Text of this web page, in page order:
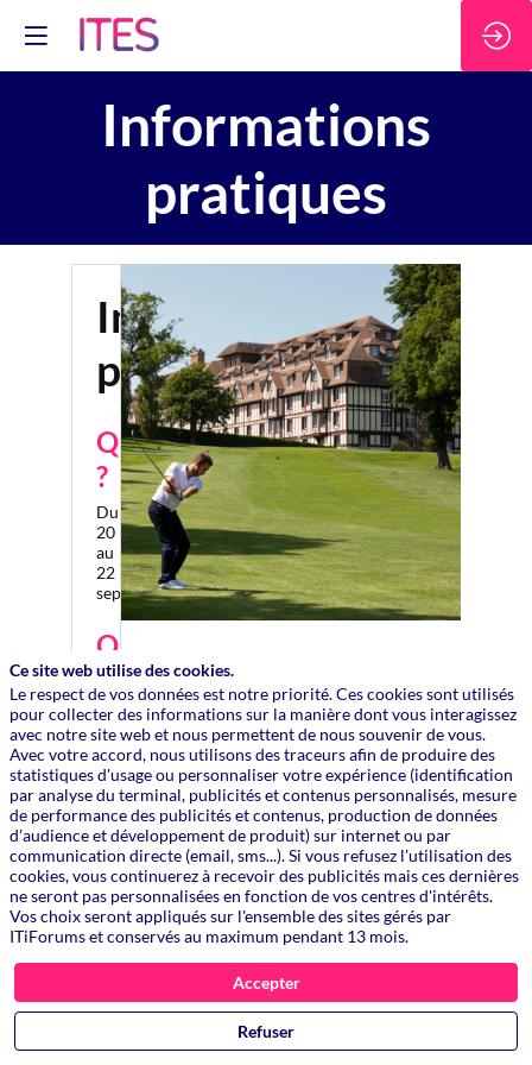
Informations
pratiques
Informations
pratiques
Quand
?
Du
20
au
22
septembre
Où
?
Hôtel
Barrière
-
Hôtel
du
Golf
Deauville
Des questions ?
Contactez-nous !
Ce site web utilise des cookies.
Le respect de vos données est notre priorité. Ces cookies sont utilisés
pour collecter des informations sur la manière dont vous interagissez
avec notre site web et nous permettent de nous souvenir de vous.
Avec votre accord, nous utilisons des traceurs afin de produire des
statistiques d'usage ou personnaliser votre expérience (identification
par analyse du terminal, publicités et contenus personnalisés, mesure
de performance des publicités et contenus, production de données
d'audience et développement de produit) sur internet ou par
communication directe (email, sms...). Si vous refusez l'utilisation des
cookies, vous continuerez à recevoir des publicités mais ces dernières
ne seront pas personnalisées en fonction de vos centres d'intérêts.
Vos choix seront appliqués sur l'ensemble des sites gérés par
ITiForums et conservés au maximum pendant 13 mois.
Accepter
Refuser